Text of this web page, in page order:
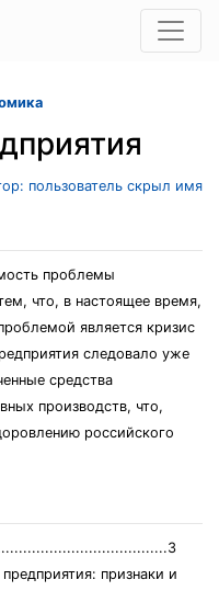
пользователь скрыл имя
проблемы
что, в настоящее время,
является кризис
следовало уже
средства
производств, что,
российского
признаки и